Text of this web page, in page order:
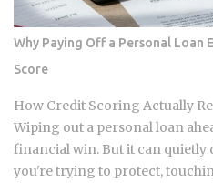
add that figure on top of your
payment. Bills don't arrive
so lenders usually require a
months of escrow deposits
sitting empty when the first tax
monthly payment covers
insurance, a structure lende...
Why Paying Off a Personal Loan
Score
How Credit Scoring Actually
Wiping out a personal loan
financial win. But it can quietly
you're trying to protect,